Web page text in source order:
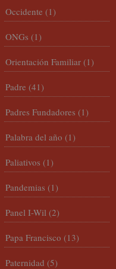
Occidente (1)
ONGs (1)
Orientación Familiar (1)
Padre (41)
Padres Fundadores (1)
Palabra del año (1)
Paliativos (1)
Pandemias (1)
Panel I-Wil (2)
Papa Francisco (13)
Paternidad (5)